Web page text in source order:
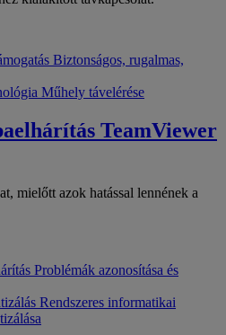
Biztonságos, rugalmas,
Műhely távelérése
TeamViewer
mielőtt azok hatással lennének a
Problémák azonosítása és
Rendszeres informatikai